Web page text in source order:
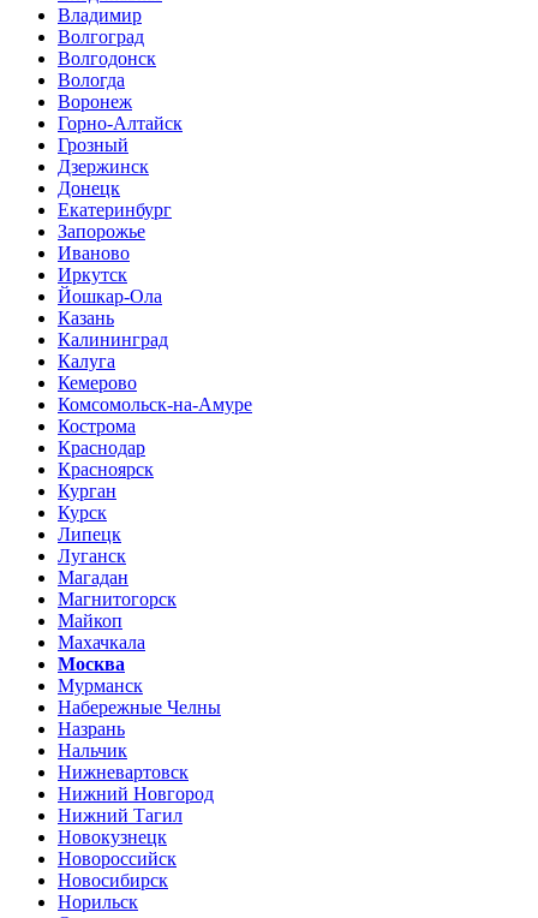
Владимир
Волгоград
Волгодонск
Вологда
Воронеж
Горно-Алтайск
Грозный
Дзержинск
Донецк
Екатеринбург
Запорожье
Иваново
Иркутск
Йошкар-Ола
Казань
Калининград
Калуга
Кемерово
Комсомольск-на-Амуре
Кострома
Краснодар
Красноярск
Курган
Курск
Липецк
Луганск
Магадан
Магнитогорск
Майкоп
Махачкала
Москва
Мурманск
Набережные Челны
Назрань
Нальчик
Нижневартовск
Нижний Новгород
Нижний Тагил
Новокузнецк
Новороссийск
Новосибирск
Норильск